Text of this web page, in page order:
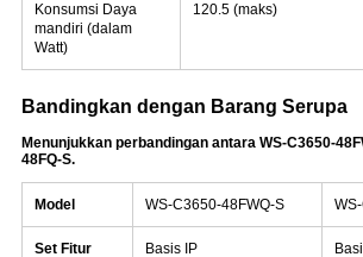
Konsumsi Daya
mandiri (dalam
Watt)
120.5 (maks)
Bandingkan dengan Barang Serupa
Menunjukkan perbandingan antara WS-C3650-
48FQ-S.
Model WS-C3650-48FWQ-S
Set Fitur Basis IP